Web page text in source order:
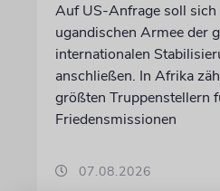
Auf US-Anfrage soll sich
ugandischen Armee der
internationalen
anschließen. In Afrika
größten Truppenstellern
Friedensmissionen
07.08.2026